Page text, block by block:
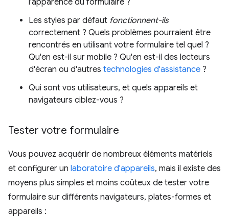
l'apparence du formulaire ?
Les styles par défaut fonctionnent-ils
correctement ? Quels problèmes pourraient être
rencontrés en utilisant votre formulaire tel quel ?
Qu'en est-il sur mobile ? Qu'en est-il des lecteurs
d'écran ou d'autres technologies d'assistance ?
Qui sont vos utilisateurs, et quels appareils et
navigateurs ciblez-vous ?
Tester votre formulaire
Vous pouvez acquérir de nombreux éléments matériels
et configurer un laboratoire d'appareils, mais il existe des
moyens plus simples et moins coûteux de tester votre
formulaire sur différents navigateurs, plates-formes et
appareils :